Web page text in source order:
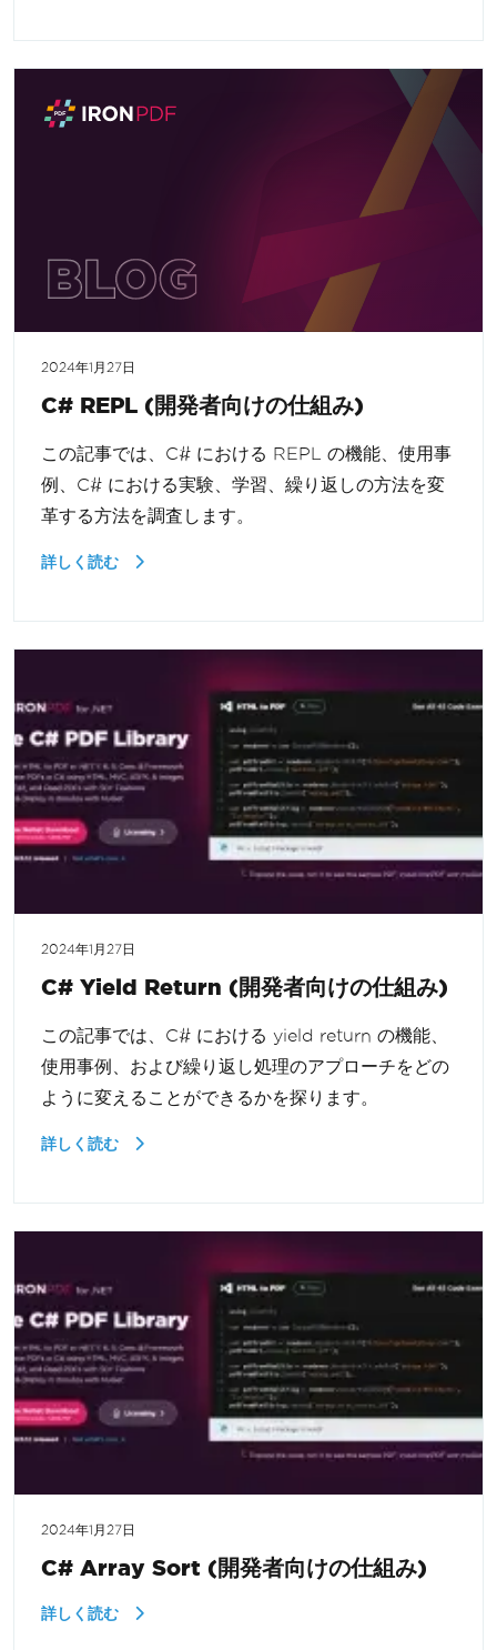
2024年1月27日
C# REPL (開発者向けの仕組み)
この記事では、C# における REPL の機能、使用事
例、C# における実験、学習、繰り返しの方法を変
革する方法を調査します。
詳しく読む
2024年1月27日
C# Yield Return (開発者向けの仕組み)
この記事では、C# における yield return の機能、
使用事例、および繰り返し処理のアプローチをどの
ように変えることができるかを探ります。
詳しく読む
2024年1月27日
C# Array Sort (開発者向けの仕組み)
詳しく読む